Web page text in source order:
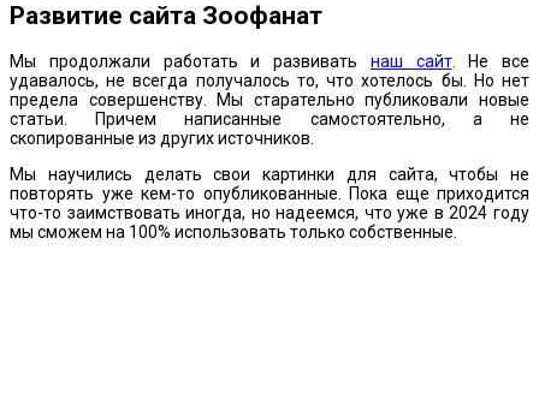
Развитие сайта Зоофанат
Мы продолжали работать и развивать наш сайт. Не все
удавалось, не всегда получалось то, что хотелось бы. Но нет
предела совершенству. Мы старательно публиковали новые
статьи. Причем написанные самостоятельно, а не
скопированные из других источников.
Мы научились делать свои картинки для сайта, чтобы не
повторять уже кем-то опубликованные. Пока еще приходится
что-то заимствовать иногда, но надеемся, что уже в 2024 году
мы сможем на 100% использовать только собственные.